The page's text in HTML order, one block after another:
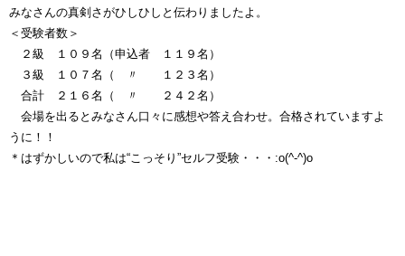
みなさんの真剣さがひしひしと伝わりましたよ。
＜受験者数＞
２級 １０９名（申込者 １１９名）
３級 １０７名（ 〃 １２３名）
合計 ２１６名（ 〃 ２４２名）
会場を出るとみなさん口々に感想や答え合わせ。合格されていますよ
うに！！
＊はずかしいので私は“こっそり”セルフ受験・・・:o(^-^)o